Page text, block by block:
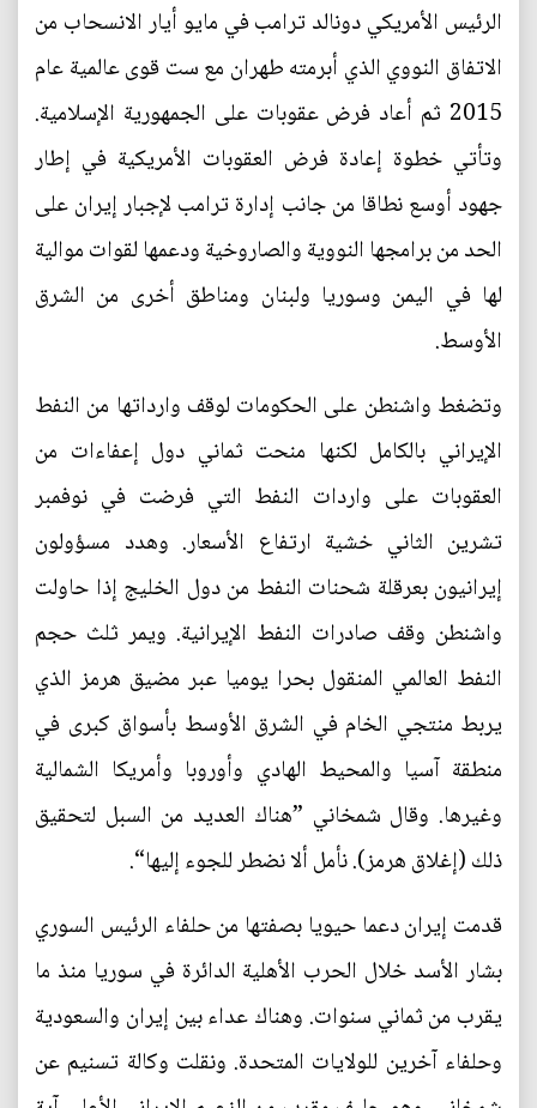
الرئيس الأمريكي دونالد ترامب في مايو أيار الانسحاب من
الاتفاق النووي الذي أبرمته طهران مع ست قوى عالمية عام
2015 ثم أعاد فرض عقوبات على الجمهورية الإسلامية.
وتأتي خطوة إعادة فرض العقوبات الأمريكية في إطار
جهود أوسع نطاقا من جانب إدارة ترامب لإجبار إيران على
الحد من برامجها النووية والصاروخية ودعمها لقوات موالية
لها في اليمن وسوريا ولبنان ومناطق أخرى من الشرق
الأوسط.
وتضغط واشنطن على الحكومات لوقف وارداتها من النفط
الإيراني بالكامل لكنها منحت ثماني دول إعفاءات من
العقوبات على واردات النفط التي فرضت في نوفمبر
تشرين الثاني خشية ارتفاع الأسعار. وهدد مسؤولون
إيرانيون بعرقلة شحنات النفط من دول الخليج إذا حاولت
واشنطن وقف صادرات النفط الإيرانية. ويمر ثلث حجم
النفط العالمي المنقول بحرا يوميا عبر مضيق هرمز الذي
يربط منتجي الخام في الشرق الأوسط بأسواق كبرى في
منطقة آسيا والمحيط الهادي وأوروبا وأمريكا الشمالية
وغيرها. وقال شمخاني ”هناك العديد من السبل لتحقيق
ذلك (إغلاق هرمز). نأمل ألا نضطر للجوء إليها“.
قدمت إيران دعما حيويا بصفتها من حلفاء الرئيس السوري
بشار الأسد خلال الحرب الأهلية الدائرة في سوريا منذ ما
يقرب من ثماني سنوات. وهناك عداء بين إيران والسعودية
وحلفاء آخرين للولايات المتحدة. ونقلت وكالة تسنيم عن